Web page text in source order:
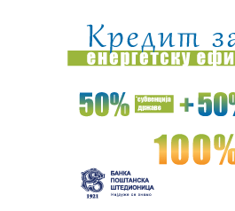
08:59:Vladimir Đukanović: Lako
bude v...
08:58:Salah objavio "rat"
sam došao...
HETAFE U PROBLEMU:
08:56:Mračna tajna porodice sa